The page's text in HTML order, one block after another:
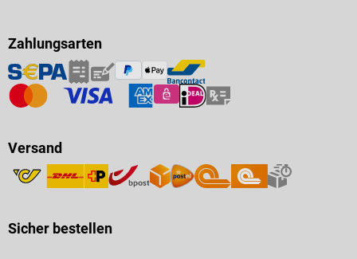
Zahlungsarten
Versand
Sicher bestellen